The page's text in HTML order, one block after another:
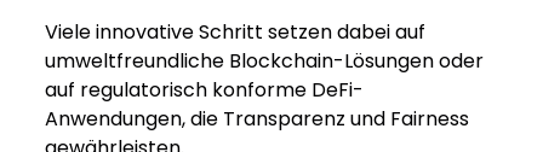
Viele innovative Schritt setzen dabei auf
umweltfreundliche Blockchain-Lösungen oder
auf regulatorisch konforme DeFi-
Anwendungen, die Transparenz und Fairness